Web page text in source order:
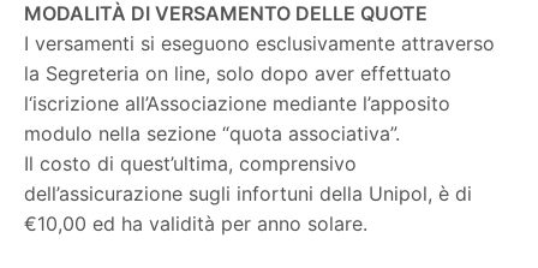
MODALITÀ DI VERSAMENTO DELLE QUOTE
I versamenti si eseguono esclusivamente attraverso
la Segreteria on line, solo dopo aver effettuato
l‘iscrizione all’Associazione mediante l’apposito
modulo nella sezione “quota associativa”.
Il costo di quest’ultima, comprensivo
dell’assicurazione sugli infortuni della Unipol, è di
€10,00 ed ha validità per anno solare.